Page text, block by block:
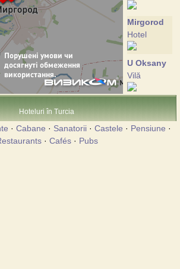
Mirgorod
Hotel
U Oksany
Vilă
Hoteluri în Turcia
· Cabane · Sanatorii· Castele · Pensiune ·
· Cafés · Pubs